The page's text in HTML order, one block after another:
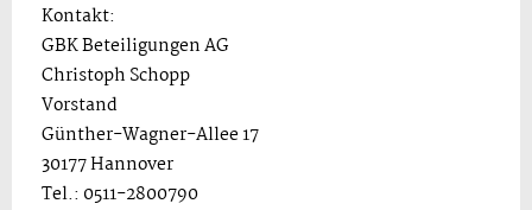
Kontakt:
GBK Beteiligungen AG
Christoph Schopp
Vorstand
Günther-Wagner-Allee 17
30177 Hannover
Tel.: 0511-2800790